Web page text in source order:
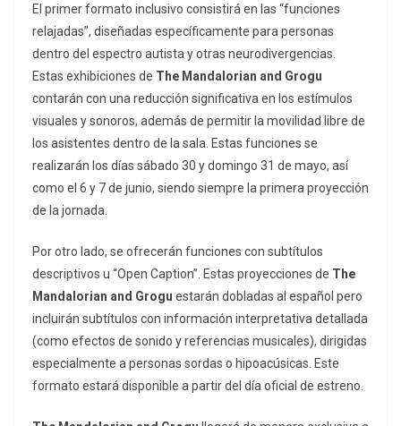
El primer formato inclusivo consistirá en las “funciones
relajadas”, diseñadas específicamente para personas
dentro del espectro autista y otras neurodivergencias.
Estas exhibiciones de The Mandalorian and Grogu
contarán con una reducción significativa en los estímulos
visuales y sonoros, además de permitir la movilidad libre de
los asistentes dentro de la sala. Estas funciones se
realizarán los días sábado 30 y domingo 31 de mayo, así
como el 6 y 7 de junio, siendo siempre la primera proyección
de la jornada.
Por otro lado, se ofrecerán funciones con subtítulos
descriptivos u “Open Caption”. Estas proyecciones de The
Mandalorian and Grogu estarán dobladas al español pero
incluirán subtítulos con información interpretativa detallada
(como efectos de sonido y referencias musicales), dirigidas
especialmente a personas sordas o hipoacúsicas. Este
formato estará disponible a partir del día oficial de estreno.